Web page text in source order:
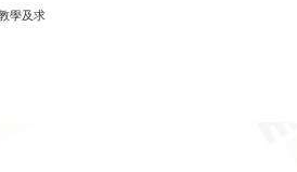
學及求